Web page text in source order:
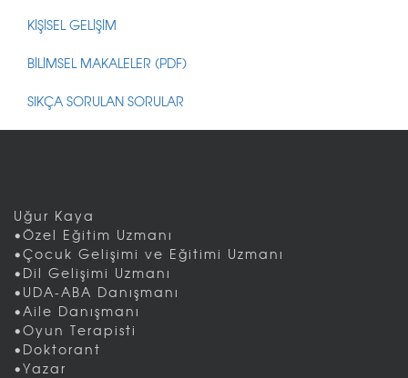
KİŞİSEL GELİŞİM
BİLİMSEL MAKALELER (PDF)
SIKÇA SORULAN SORULAR
Uğur Kaya
•Özel Eğitim Uzmanı
•Çocuk Gelişimi ve Eğitimi Uzmanı
•Dil Gelişimi Uzmanı
•UDA-ABA Danışmanı
•Aile Danışmanı
•Oyun Terapisti
•Doktorant
•Yazar